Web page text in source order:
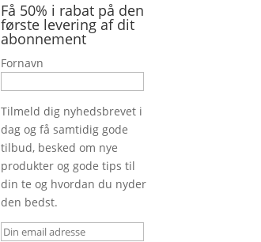
Få 50% i rabat på den
første levering af dit
abonnement
Fornavn
Tilmeld dig nyhedsbrevet i
dag og få samtidig gode
tilbud, besked om nye
produkter og gode tips til
din te og hvordan du nyder
den bedst.